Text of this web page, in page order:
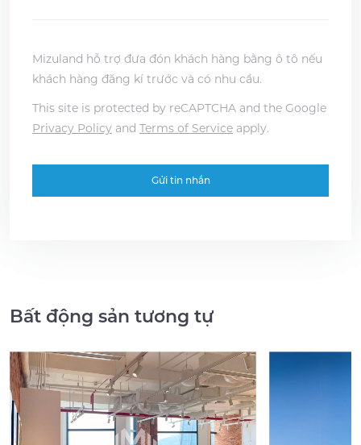
Mizuland hỗ trợ đưa đón khách hàng bằng ô tô nếu
khách hàng đăng kí trước và có nhu cầu.
This site is protected by reCAPTCHA and the Google
Privacy Policy and Terms of Service apply.
Bất động sản tương tự